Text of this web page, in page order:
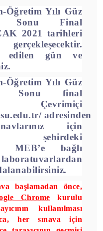
Öğretim Yılı Güz
Sonu Final
2021 tarihleri
edilen gün ve
Öğretim Yılı Güz
Sonu final
Çevrimiçi
adresinden
için
şehirdeki
MEB’e bağlı
başlamadan önce,
Chrome kurulu
kullanılması
her sınava için